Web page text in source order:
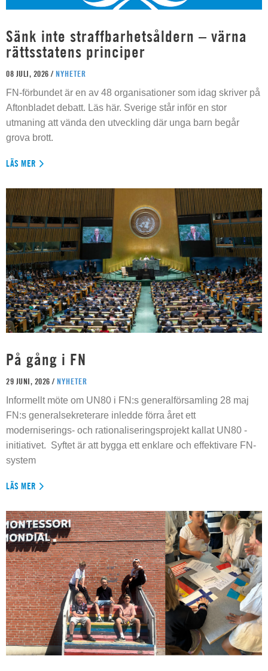
Sänk inte straffbarhetsåldern – värna
rättsstatens principer
08 JULI, 2026 / NYHETER
FN-förbundet är en av 48 organisationer som idag skriver på
Aftonbladet debatt. Läs här. Sverige står inför en stor
utmaning att vända den utveckling där unga barn begår
grova brott.
LÄS MER
På gång i FN
29 JUNI, 2026 / NYHETER
Informellt möte om UN80 i FN:s generalförsamling 28 maj
FN:s generalsekreterare inledde förra året ett
moderniserings- och rationaliseringsprojekt kallat UN80 -
initiativet. Syftet är att bygga ett enklare och effektivare FN-
system
LÄS MER